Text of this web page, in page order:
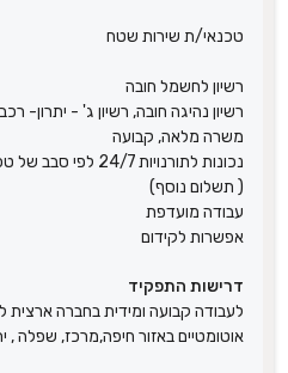
טכנאי/ת שירות שטח
רשיון לחשמל חובה
רשיון נהיגה חובה, רשיון ג' - יתרון-
משרה מלאה, קבועה
נכונות לתורנויות 24/7 לפי סבב של טכנאים באזור
( תשלום נוסף)
עבודה מועדפת
אפשרות לקידום
דרישות התפקיד
לעבודה קבועה ומידית בחברה ארצית
אוטומטיים באזור חיפה,מרכז, שפלה ,